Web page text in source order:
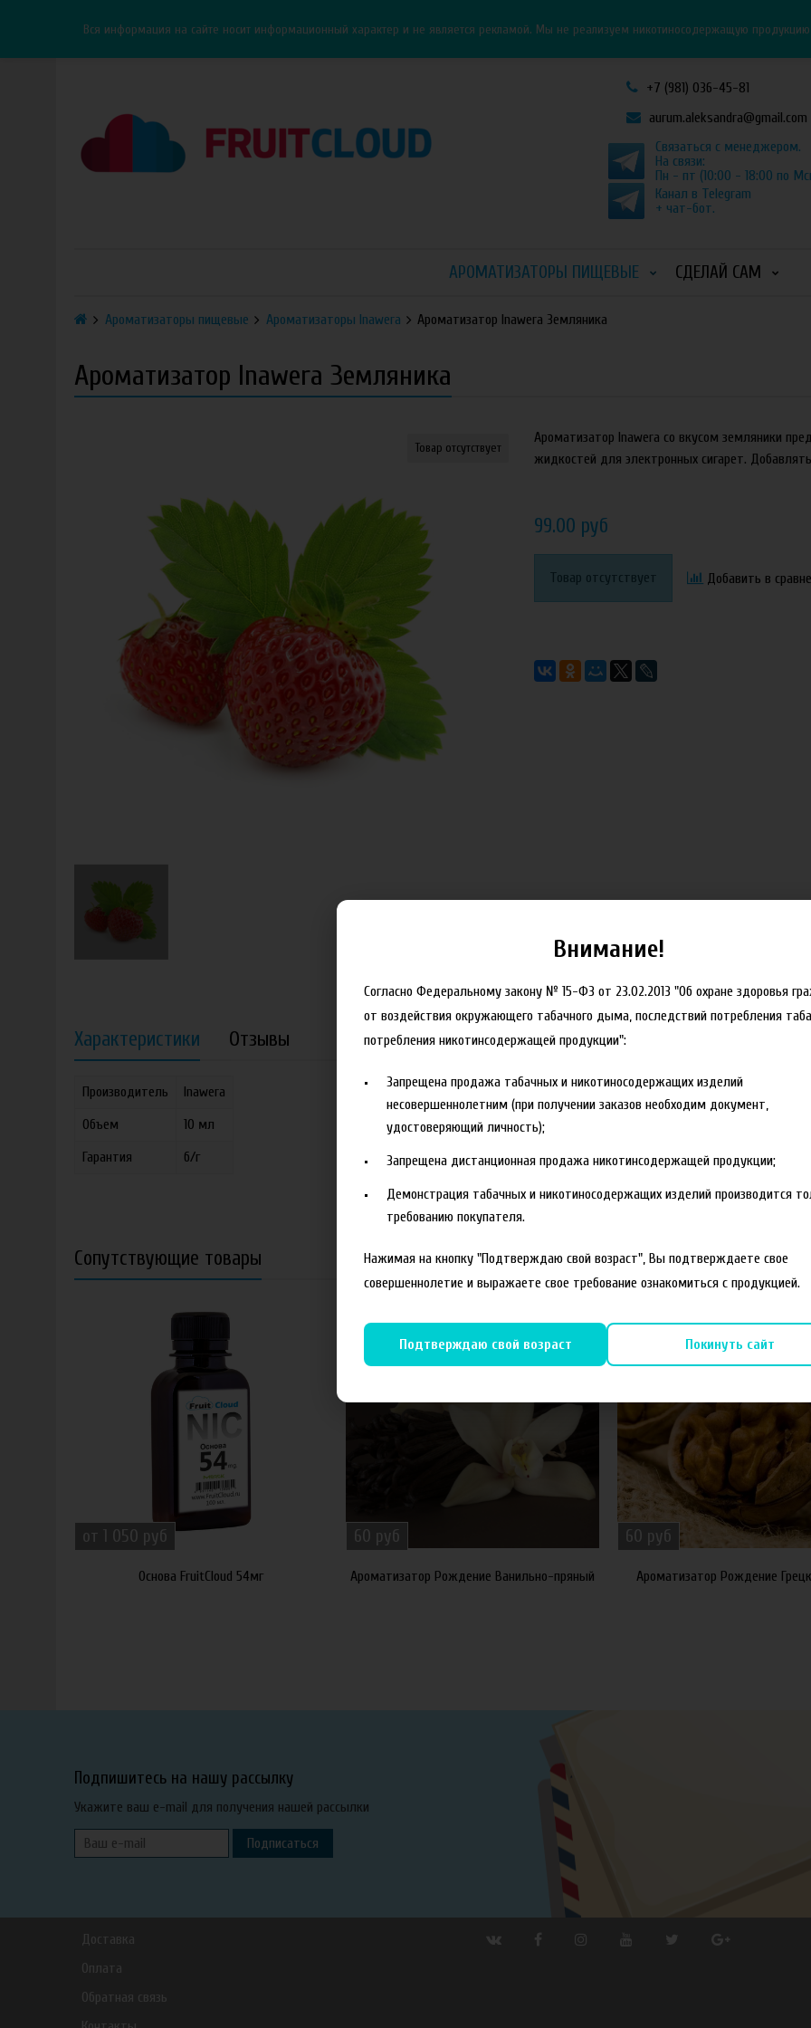
Вся информация на сайте носит информационный характер и не является рекламой. Мы не реализуем никотиносодержащую продукцию
+7 (981) 036-45-81
aurum.aleksandra@gmail.com
Связаться с менеджером.
На связи:
Пн - пт (10:00 - 18:00 по
Канал в Telegram
+ чат-бот.
АРОМАТИЗАТОРЫ ПИЩЕВЫЕ СДЕЛАЙ САМ
Ароматизаторы пищевые Ароматизаторы Inawera Ароматизатор Inawera Земляника
Ароматизатор Inawera Земляника
Товар отсутствует
Ароматизатор Inawera со вкусом земляники
жидкостей для электронных сигарет.
99.00 руб
Товар отсутствует Добавить в
Характеристики Отзывы
Производитель
Inawera
Объем
10 мл
Гарантия
б/г
Сопутствующие товары
от 1 050 руб
Основа FruitCloud 54мг
60 руб
Ароматизатор Рождение Ванильно-пряный
60 руб
Ароматизатор Рождение
Подпишитесь на нашу рассылку
Укажите ваш e-mail для получения нашей рассылки
Подписаться
Доставка
Оплата
Обратная связь
Внимание!
Согласно Федеральному закону № 15-ФЗ от 23.02.2013 "Об охране здоровья
от воздействия окружающего табачного дыма, последствий потребления
потребления никотинсодержащей продукции":
Запрещена продажа табачных и никотиносодержащих изделий
несовершеннолетним (при получении заказов необходим документ,
удостоверяющий личность);
Запрещена дистанционная продажа никотинсодержащей продукции;
Демонстрация табачных и никотиносодержащих изделий производится
требованию покупателя.
Нажимая на кнопку "Подтверждаю свой возраст", Вы подтверждаете свое
совершеннолетие и выражаете свое требование ознакомиться с продукцией.
Подтверждаю свой возраст Покинуть сайт